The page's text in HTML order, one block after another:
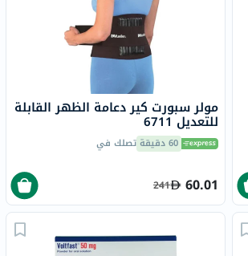
مولر سبورت كير دعامة الظهر القابلة
للتعديل 6711
60 دقيقة تصلك في
60.01
241